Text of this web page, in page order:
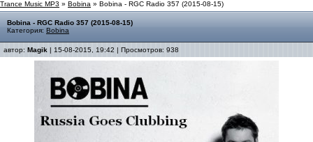
Trance Music MP3 » Bobina » Bobina - RGC Radio 357 (2015-08-15)
Bobina - RGC Radio 357 (2015-08-15)
Категория: Bobina
автор: Magik | 15-08-2015, 19:42 | Просмотров: 938